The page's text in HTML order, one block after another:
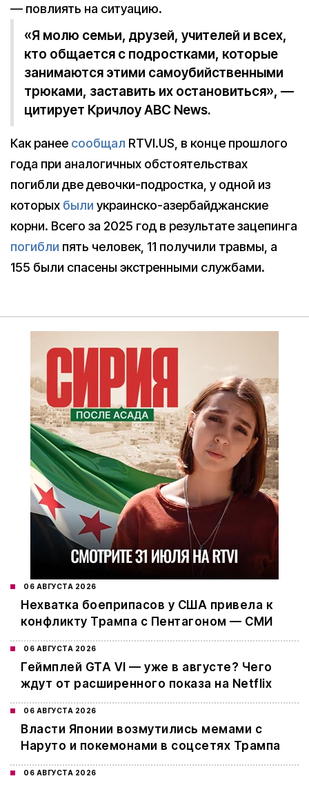
— повлиять на ситуацию.
«Я молю семьи, друзей, учителей и всех,
кто общается с подростками, которые
занимаются этими самоубийственными
трюками, заставить их остановиться», —
цитирует Кричлоу ABC News.
Как ранее сообщал RTVI.US, в конце прошлого
года при аналогичных обстоятельствах
погибли две девочки-подростка, у одной из
которых были украинско-азербайджанские
корни. Всего за 2025 год в результате зацепинга
погибли пять человек, 11 получили травмы, а
155 были спасены экстренными службами.
06 АВГУСТА 2026
Нехватка боеприпасов у США привела к
конфликту Трампа с Пентагоном — СМИ
06 АВГУСТА 2026
Геймплей GTA VI — уже в августе? Чего
ждут от расширенного показа на Netflix
06 АВГУСТА 2026
Власти Японии возмутились мемами с
Наруто и покемонами в соцсетях Трампа
06 АВГУСТА 2026